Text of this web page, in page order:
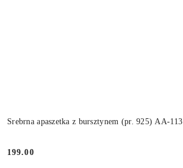
Srebrna apaszetka z bursztynem (pr. 925) AA-113
Cena:
199.00